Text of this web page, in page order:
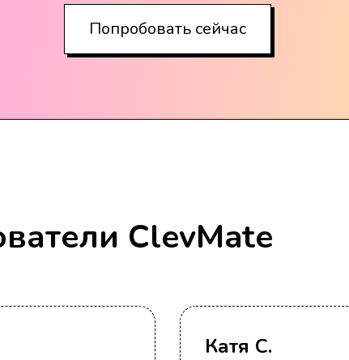
Попробовать сейчас
ClevMate
Катя С.